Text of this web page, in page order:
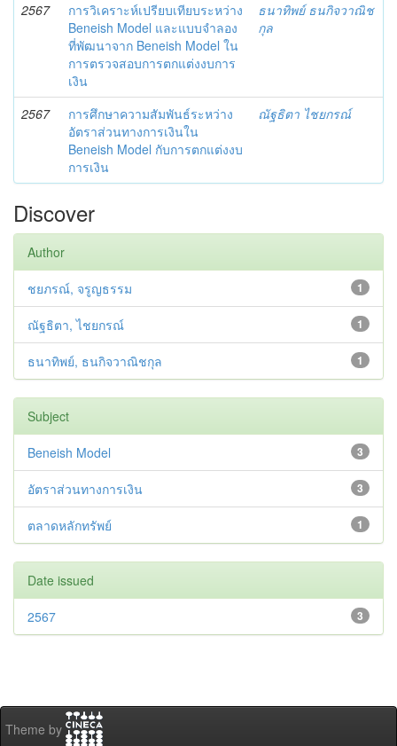
2567
การวิเคราะห์เปรียบเทียบระหว่าง
Beneish Model และแบบจำลอง
ที่พัฒนาจาก Beneish Model ใน
การตรวจสอบการตกแต่งงบการ
เงิน
ธนาทิพย์ ธนกิจวาณิช
กุล
2567
การศึกษาความสัมพันธ์ระหว่าง
อัตราส่วนทางการเงินใน
Beneish Model กับการตกแต่งงบ
การเงิน
ณัฐธิตา ไชยกรณ์
Discover
Author
1
ชยภรณ์, จรูญธรรม
1
ณัฐธิตา, ไชยกรณ์
1
ธนาทิพย์, ธนกิจวาณิชกุล
Subject
3
Beneish Model
3
อัตราส่วนทางการเงิน
1
ตลาดหลักทรัพย์
Date issued
3
2567
Theme by